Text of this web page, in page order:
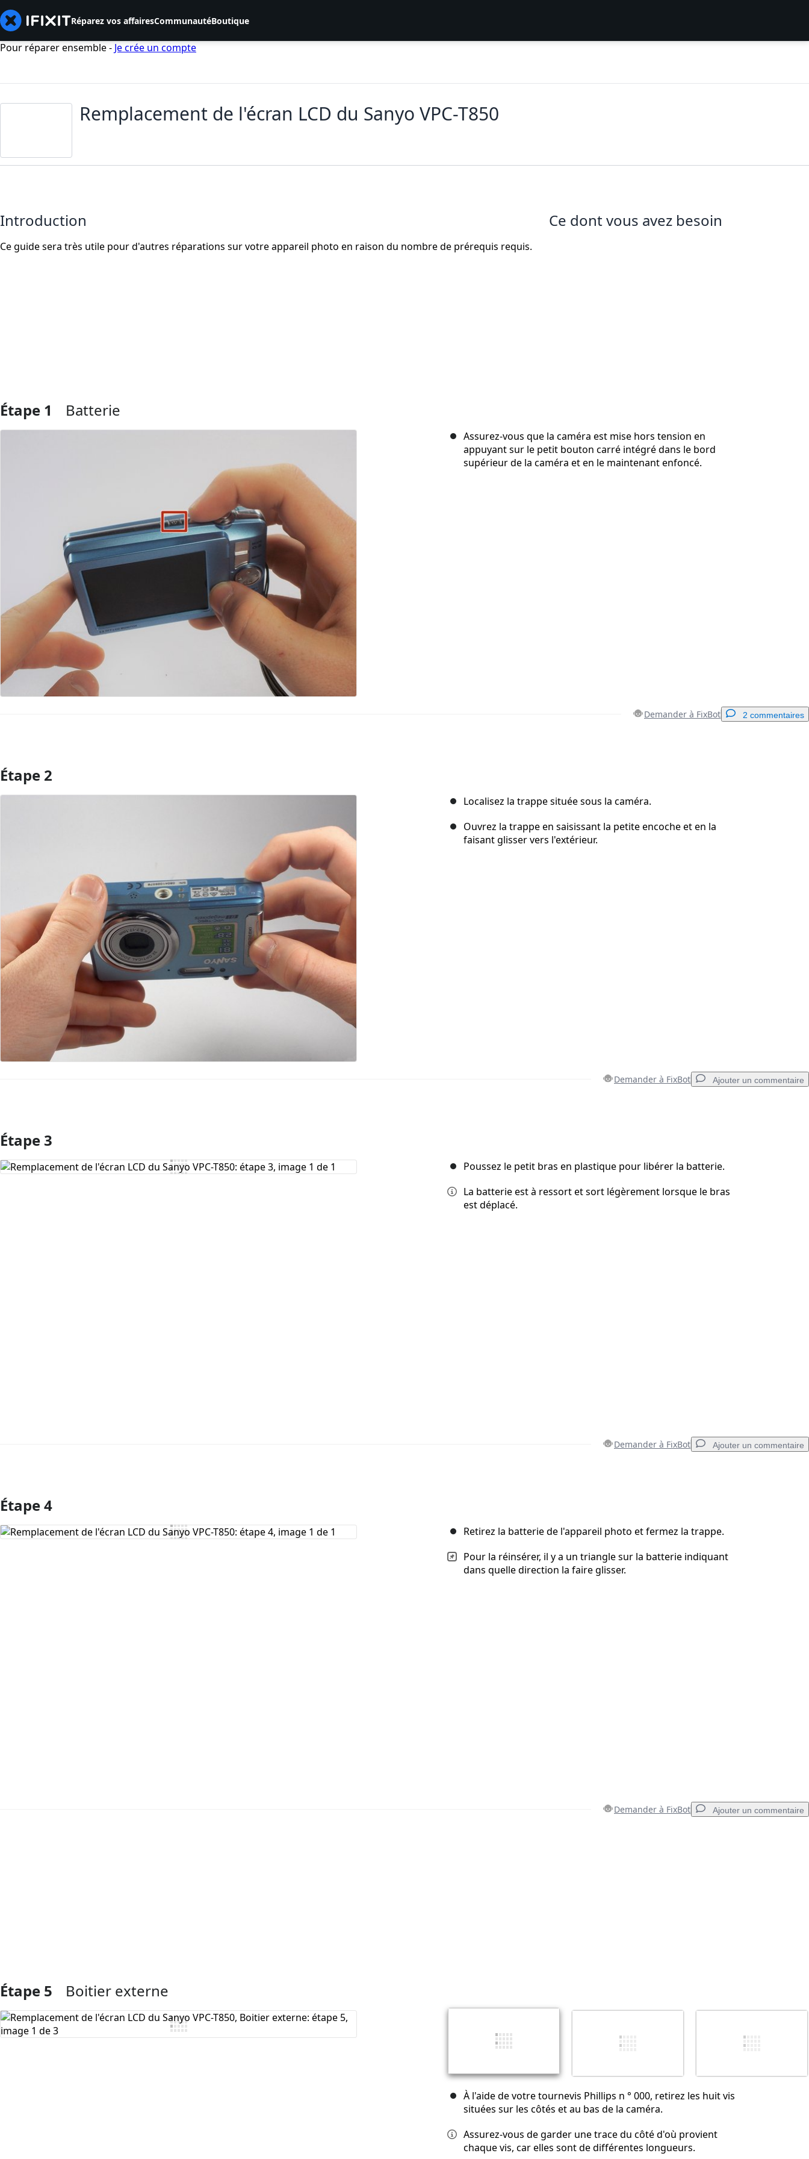
Réparez vos affairesCommunautéBoutique
Pour réparer ensemble - Je crée un compte
Remplacement de l'écran LCD du Sanyo VPC-T850
Introduction
Ce guide sera très utile pour d'autres réparations sur votre appareil photo en raison du nombre de prérequis requis.
Ce dont vous avez besoin
Étape 1 Batterie
Assurez-vous que la caméra est mise hors tension en
appuyant sur le petit bouton carré intégré dans le bord
supérieur de la caméra et en le maintenant enfoncé.
Demander à FixBot 2 commentaires
Ajouter un commentaire
Annuler Publier un commentaire
Étape 2
Localisez la trappe située sous la caméra.
Ouvrez la trappe en saisissant la petite encoche et en la
faisant glisser vers l'extérieur.
Demander à FixBot Ajouter un commentaire
Ajouter un commentaire
Annuler Publier un commentaire
Étape 3
Poussez le petit bras en plastique pour libérer la batterie.
La batterie est à ressort et sort légèrement lorsque le bras
est déplacé.
Demander à FixBot Ajouter un commentaire
Ajouter un commentaire
Annuler Publier un commentaire
Étape 4
Retirez la batterie de l'appareil photo et fermez la trappe.
Pour la réinsérer, il y a un triangle sur la batterie indiquant
dans quelle direction la faire glisser.
Demander à FixBot Ajouter un commentaire
Étape 5 Boitier externe
À l'aide de votre tournevis Phillips n ° 000, retirez les huit vis
situées sur les côtés et au bas de la caméra.
Assurez-vous de garder une trace du côté d'où provient
chaque vis, car elles sont de différentes longueurs.